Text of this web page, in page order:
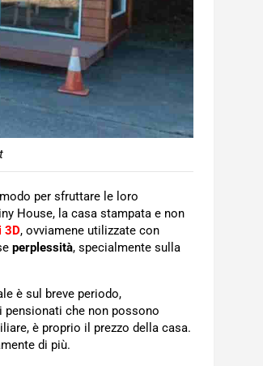
per sfruttare le loro
House, la casa stampata e non
3D, ovviamene utilizzate con
perplessità, specialmente sulla
è sul breve periodo,
pensionati che non possono
è proprio il prezzo della casa.
di più.